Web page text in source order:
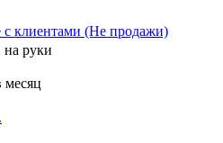
клиентами (Не продажи)
на руки
месяц